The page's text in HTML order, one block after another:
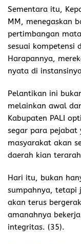
Sementara itu,
MM, menegaskan
pertimbangan
sesuai kompetensi
Harapannya,
nyata di
Pelantikan ini
melainkan awal
Kabupaten PALI
segar para
masyarakat akan
daerah kian
Hari itu, bukan
sumpahnya, tetapi
akan terus
amanahnya
integritas. (35).